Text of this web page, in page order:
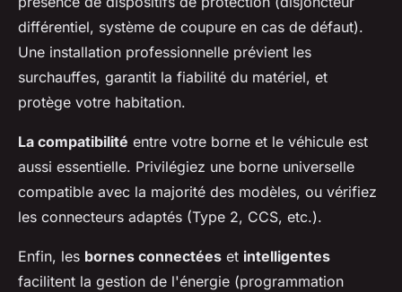
différentiel, système de coupure en cas de défaut).
Une installation professionnelle prévient les
surchauffes, garantit la fiabilité du matériel, et
protège votre habitation.
La compatibilité entre votre borne et le véhicule est
aussi essentielle. Privilégiez une borne universelle
compatible avec la majorité des modèles, ou vérifiez
les connecteurs adaptés (Type 2, CCS, etc.).
Enfin, les bornes connectées et intelligentes
facilitent la gestion de l'énergie (programmation